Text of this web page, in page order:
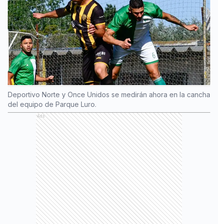
Deportivo Norte y Once Unidos se medirán ahora en la cancha
del equipo de Parque Luro.
Ads